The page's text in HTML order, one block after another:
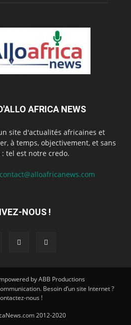
AFRICA NEWS
site d'actualités africaines et
à temps, objectivement, et sans
tel est notre credo.
contact@alloafricanews.com
NOUS !
by ABB Productions
Besoin d’un site Internet ?
nous !
2012-2020